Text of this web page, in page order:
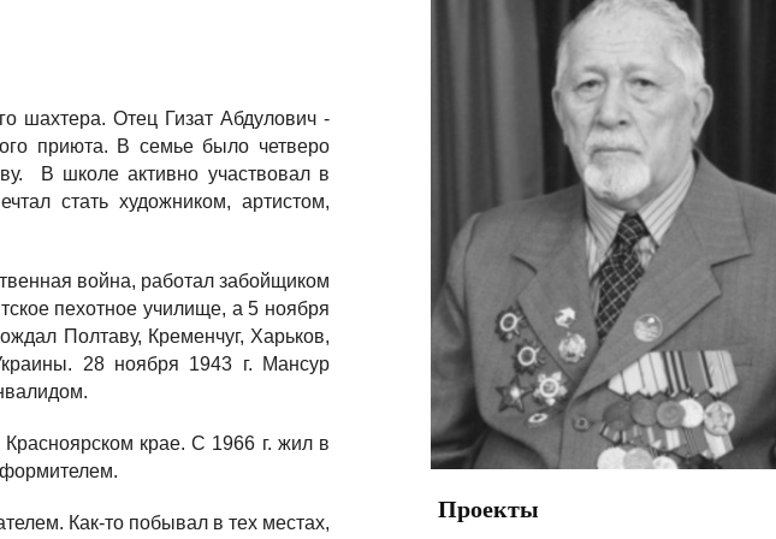
шахтера. Отец Гизат Абдулович -
приюта. В семье было четверо
В школе активно участвовал в
стать художником, артистом,
война, работал забойщиком
пехотное училище, а 5 ноября
Полтаву, Кременчуг, Харьков,
28 ноября 1943 г. Мансур
крае. С 1966 г. жил в
Как-то побывал в тех местах,
Проекты